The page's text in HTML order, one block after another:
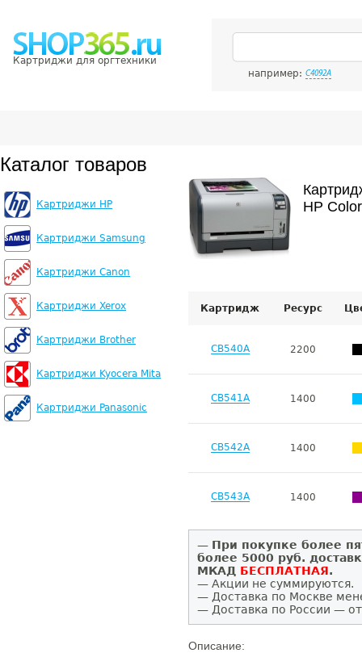
Картриджи для оргтехники
например: C4092A
Каталог товаров
Картриджи HP
Картриджи Samsung
Картриджи Canon
Картриджи Xerox
Картриджи Brother
Картриджи Kyocera Mita
Картриджи Panasonic
HP
Картридж Ресурс
CB540A 2200
CB541A 1400
CB542A 1400
CB543A 1400
— При покупке более
более 5000 руб.
МКАД БЕСПЛАТНАЯ.
— Акции не суммируются.
— Доставка по Москве
— Доставка по России —
Описание: